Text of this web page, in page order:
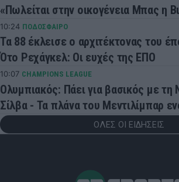
«Πωλείται στην οικογένεια Μπας η
10:24 ΠΟΔΟΣΦΑΙΡΟ
Τα 88 έκλεισε ο αρχιτέκτονας του
Ότο Ρεχάγκελ: Οι ευχές της ΕΠΟ
10:07 CHAMPIONS LEAGUE
Ολυμπιακός: Πάει για βασικός με τη
Σίλβα - Τα πλάνα του Μεντιλίμπαρ
ΟΛΕΣ ΟΙ ΕΙΔΗΣΕΙΣ